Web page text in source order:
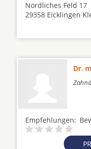
Nördliches Feld 17
29358 Eicklingen
Dr.
Empfehlungen: